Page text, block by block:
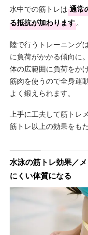
水中での筋トレは 通常
る抵抗が加わります。
陸で行うトレーニング
に負荷がかかる傾向に
体の広範囲に負荷をか
筋肉を使うので全身運
よく鍛えられます。
上手に工夫して筋トレ
筋トレ以上の効果をも
水泳の筋トレ効果／
にくい体質になる